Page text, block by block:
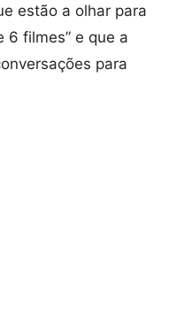
estão a olhar para
6 filmes” e que a
para